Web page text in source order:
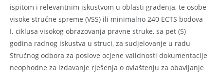
ispitom i relevantnim iskustvom u oblasti građenja, te osobe
visoke stručne spreme (VSS) ili minimalno 240 ECTS bodova
I. ciklusa visokog obrazovanja pravne struke, sa pet (5)
godina radnog iskustva u struci, za sudjelovanje u radu
Stručnog odbora za poslove ocjene validnosti dokumentacije
neophodne za izdavanje rješenja o ovlaštenju za obavljanje